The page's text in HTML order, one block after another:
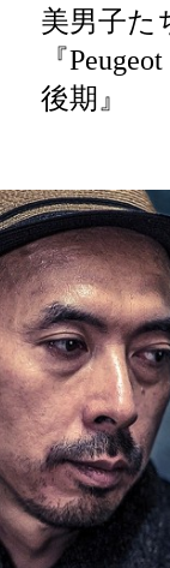
美男子た
『
後期』